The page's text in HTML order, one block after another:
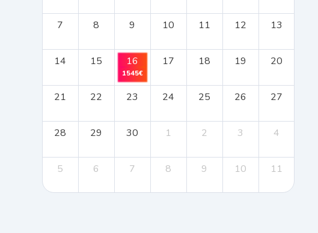
7 8 9 10 11 12 13
14 15 16
1545€
17 18 19 20
21 22 23 24 25 26 27
28 29 30 1 2 3 4
5 6 7 8 9 10 11